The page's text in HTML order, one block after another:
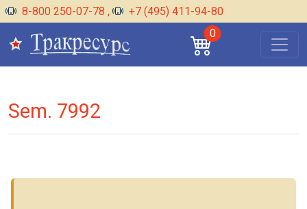
8-800 250-07-78 ,
+7 (495) 411-94-80
0
Sem. 7992